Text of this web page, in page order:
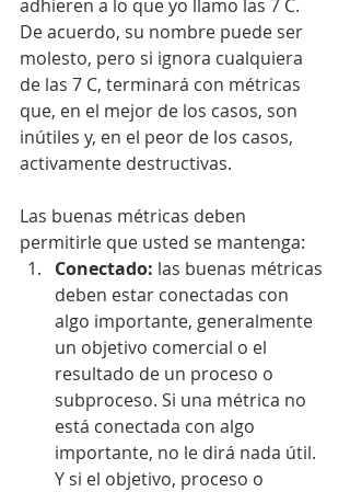
adhieren a lo que yo llamo las 7 C.
De acuerdo, su nombre puede ser
molesto, pero si ignora cualquiera
de las 7 C, terminará con métricas
que, en el mejor de los casos, son
inútiles y, en el peor de los casos,
activamente destructivas.
Las buenas métricas deben
permitirle que usted se mantenga:
Conectado: las buenas métricas
deben estar conectadas con
algo importante, generalmente
un objetivo comercial o el
resultado de un proceso o
subproceso. Si una métrica no
está conectada con algo
importante, no le dirá nada útil.
Y si el objetivo, proceso o